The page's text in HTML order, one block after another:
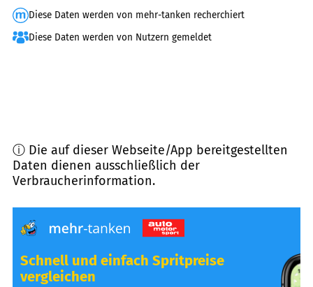
Diese Daten werden von mehr-tanken recherchiert
Diese Daten werden von Nutzern gemeldet
ⓘ Die auf dieser Webseite/App bereitgestellten
Daten dienen ausschließlich der
Verbraucherinformation.
Schnell und einfach Spritpreise
vergleichen